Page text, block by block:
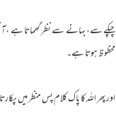
چپکے سے، بہانے سے نظر گھماتا ہے
محظوظ ہوتا ہے۔
اور پھر اللہ کا پاک کلام پس منظر میں